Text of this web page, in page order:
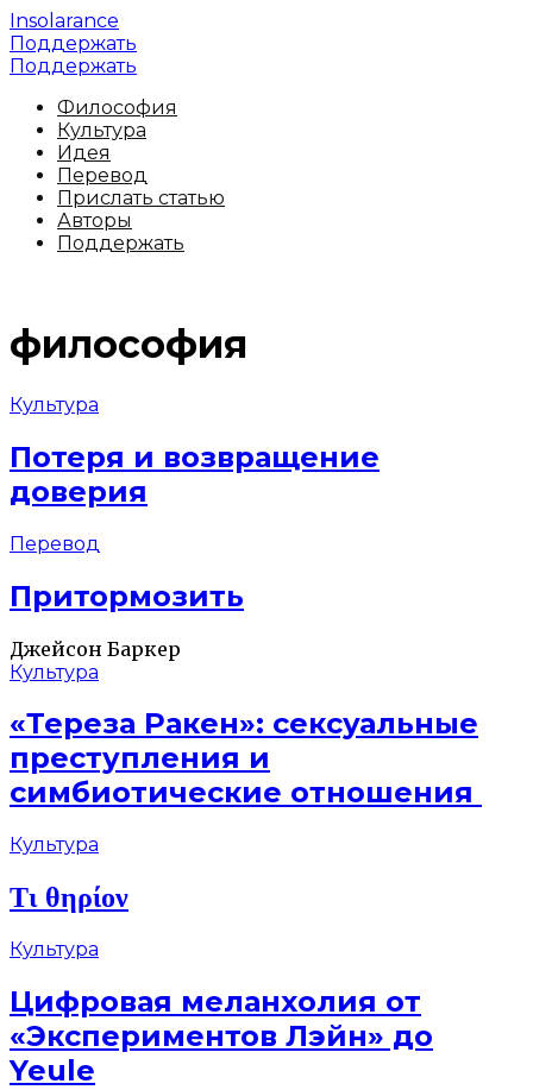
Insolarance
Поддержать
Поддержать
Философия
Культура
Идея
Перевод
Прислать статью
Авторы
Поддержать
философия
Культура
Потеря и возвращение
доверия
Перевод
Притормозить
Джейсон Баркер
Культура
«Тереза Ракен»: сексуальные
преступления и
симбиотические отношения
Культура
Τι θηρίον
Культура
Цифровая меланхолия от
«Экспериментов Лэйн» до
Yeule